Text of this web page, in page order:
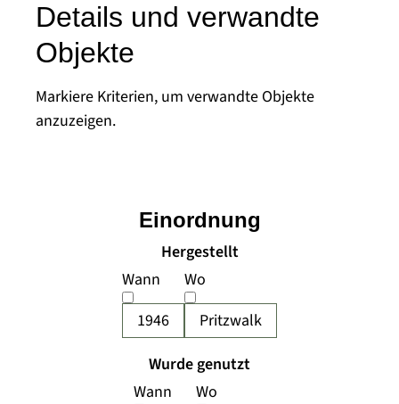
Details und verwandte
Objekte
Markiere Kriterien, um verwandte Objekte
anzuzeigen.
Hergestellt
Wann
1946
Wo
Pritzwalk
Wurde genutzt
Wann
Wo
Einordnung